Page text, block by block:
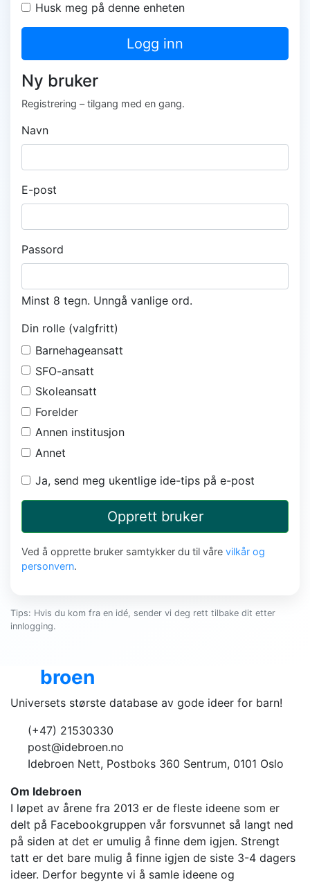
Husk meg på denne enheten
Logg inn
Ny bruker
Registrering – tilgang med en gang.
Navn
E-post
Passord
Minst 8 tegn. Unngå vanlige ord.
Din rolle (valgfritt)
Barnehageansatt
SFO-ansatt
Skoleansatt
Forelder
Annen institusjon
Annet
Ja, send meg ukentlige ide-tips på e-post
Opprett bruker
Ved å opprette bruker samtykker du til våre vilkår og
personvern.
Tips: Hvis du kom fra en idé, sender vi deg rett tilbake dit etter
innlogging.
broen
Universets største database av gode ideer for barn!
(+47) 21530330
post@idebroen.no
Idebroen Nett, Postboks 360 Sentrum, 0101 Oslo
Om Idebroen
I løpet av årene fra 2013 er de fleste ideene som er
delt på Facebookgruppen vår forsvunnet så langt ned
på siden at det er umulig å finne dem igjen. Strengt
tatt er det bare mulig å finne igjen de siste 3-4 dagers
ideer. Derfor begynte vi å samle ideene og